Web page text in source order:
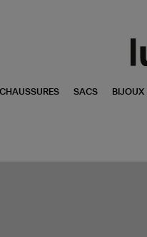
CHAUSSURES SACS BIJOUX